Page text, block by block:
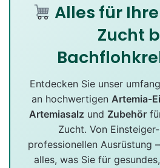
Alles für
Zucht
Entdecken Sie unser
an hochwertigen Artemia-
Artemiasalz und Zubehör
Zucht. Von
professionellen Ausrüstung
alles, was Sie für